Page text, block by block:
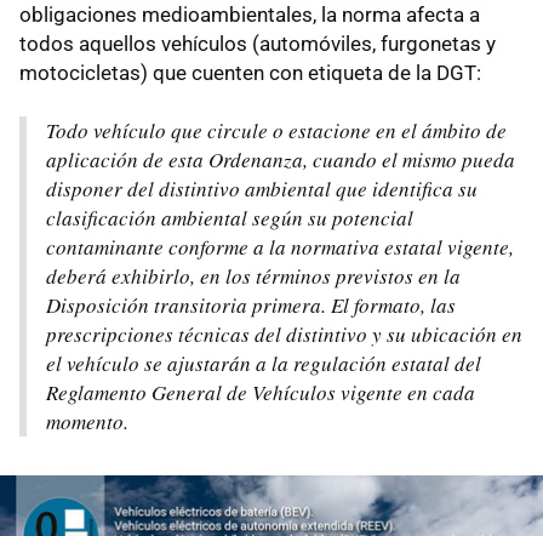
obligaciones medioambientales, la norma afecta a
todos aquellos vehículos (automóviles, furgonetas y
motocicletas) que cuenten con etiqueta de la DGT:
Todo vehículo que circule o estacione en el ámbito de
aplicación de esta Ordenanza, cuando el mismo pueda
disponer del distintivo ambiental que identifica su
clasificación ambiental según su potencial
contaminante conforme a la normativa estatal vigente,
deberá exhibirlo, en los términos previstos en la
Disposición transitoria primera. El formato, las
prescripciones técnicas del distintivo y su ubicación en
el vehículo se ajustarán a la regulación estatal del
Reglamento General de Vehículos vigente en cada
momento.